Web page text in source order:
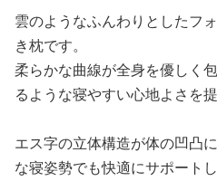
雲のようなふんわりとしたフ
き枕です。
柔らかな曲線が全身を優しく
るような寝やすい心地よさを提
エス字の立体構造が体の凹凸
な寝姿勢でも快適にサポートし